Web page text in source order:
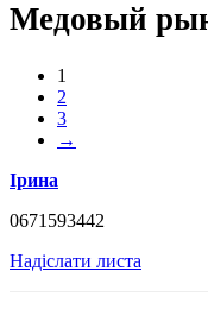
Медовый
1
2
3
→
Ірина
0671593442
Надіслати листа